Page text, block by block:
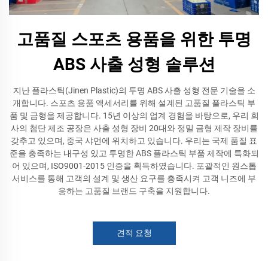
고품질 스포츠 용품을 위한 투명
ABS 사출 성형 솔루션
지난 플라스틱(Jinen Plastic)의 투명 ABS 사출 성형 전문 기술을 소
개합니다. 스포츠 용품 액세서리를 위해 설계된 고품질 플라스틱 부
품 및 금형을 제공합니다. 15년 이상의 업계 경험을 바탕으로, 우리 회
사의 첨단 제조 공장은 사출 성형 장비 20대와 정밀 금형 제작 장비를
갖추고 있으며, 중국 샤먼에 위치하고 있습니다. 우리는 국제 품질 표
준을 충족하는 내구성 있고 투명한 ABS 플라스틱 부품 제작에 특화되
어 있으며, ISO9001-2015 인증을 획득하였습니다. 포괄적인 원스톱
서비스를 통해 고객의 설계 및 생산 요구를 충족시켜 고객 니즈에 부
응하는 고품질 브랜드 구축을 지원합니다.
견적 요청